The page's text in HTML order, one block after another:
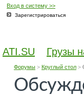
Вход в систему >>
Зарегистрироваться
ATI.SU Грузы
Форумы > Круглый стол >